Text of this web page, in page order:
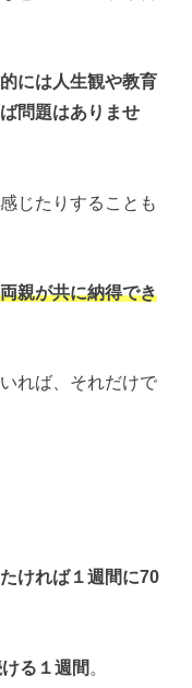
には人生観や教育
問題はありませ
じたりすることも
両親が共に納得でき
れば、それだけで
ければ１週間に70
る１週間 。